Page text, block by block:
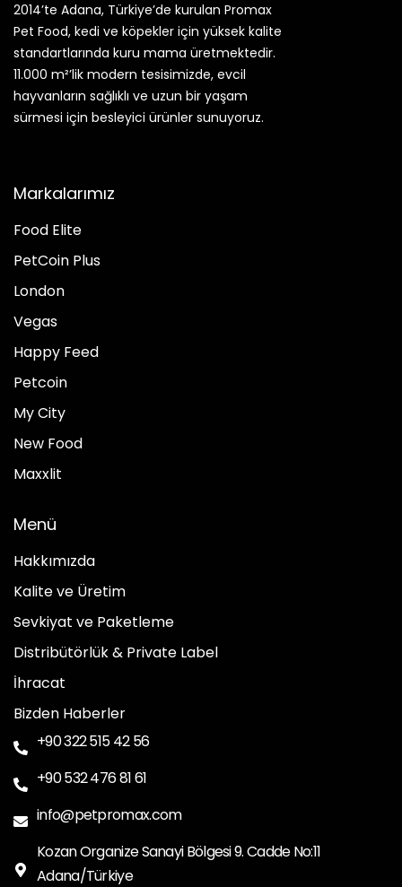
2014’te Adana, Türkiye’de kurulan Promax
Pet Food, kedi ve köpekler için yüksek kalite
standartlarında kuru mama üretmektedir.
11.000 m²’lik modern tesisimizde, evcil
hayvanların sağlıklı ve uzun bir yaşam
sürmesi için besleyici ürünler sunuyoruz.
Markalarımız
Food Elite
PetCoin Plus
London
Vegas
Happy Feed
Petcoin
My City
New Food
Maxxlit
Menü
Hakkımızda
Kalite ve Üretim
Sevkiyat ve Paketleme
Distribütörlük & Private Label
İhracat
Bizden Haberler
+90 322 515 42 56
+90 532 476 81 61
info@petpromax.com
Kozan Organize Sanayi Bölgesi 9. Cadde No:11
Adana/Türkiye